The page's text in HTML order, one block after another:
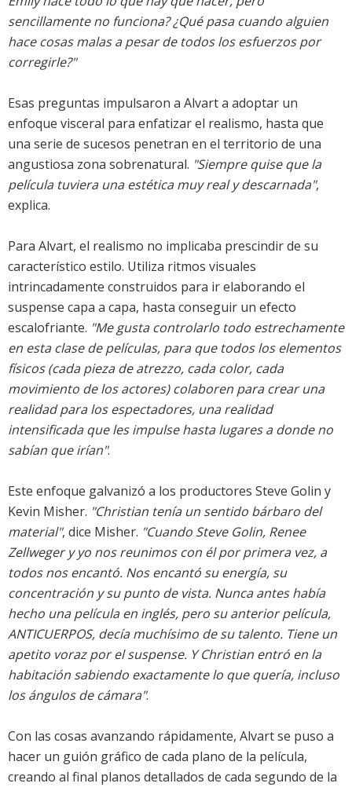
sencillamente no funciona? ¿Qué pasa cuando alguien
hace cosas malas a pesar de todos los esfuerzos por
corregirle?"
Esas preguntas impulsaron a Alvart a adoptar un
enfoque visceral para enfatizar el realismo, hasta que
una serie de sucesos penetran en el territorio de una
angustiosa zona sobrenatural. "Siempre quise que la
película tuviera una estética muy real y descarnada",
explica.
Para Alvart, el realismo no implicaba prescindir de su
característico estilo. Utiliza ritmos visuales
intrincadamente construidos para ir elaborando el
suspense capa a capa, hasta conseguir un efecto
escalofriante. "Me gusta controlarlo todo estrechamente
en esta clase de películas, para que todos los elementos
físicos (cada pieza de atrezzo, cada color, cada
movimiento de los actores) colaboren para crear una
realidad para los espectadores, una realidad
intensificada que les impulse hasta lugares a donde no
sabían que irían".
Este enfoque galvanizó a los productores Steve Golin y
Kevin Misher. "Christian tenía un sentido bárbaro del
material", dice Misher. "Cuando Steve Golin, Renee
Zellweger y yo nos reunimos con él por primera vez, a
todos nos encantó. Nos encantó su energía, su
concentración y su punto de vista. Nunca antes había
hecho una película en inglés, pero su anterior película,
ANTICUERPOS, decía muchísimo de su talento. Tiene un
apetito voraz por el suspense. Y Christian entró en la
habitación sabiendo exactamente lo que quería, incluso
los ángulos de cámara".
Con las cosas avanzando rápidamente, Alvart se puso a
hacer un guión gráfico de cada plano de la película,
creando al final planos detallados de cada segundo de la